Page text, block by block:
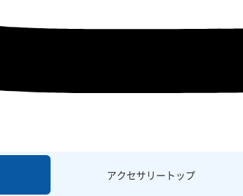
アクセサリー トップ